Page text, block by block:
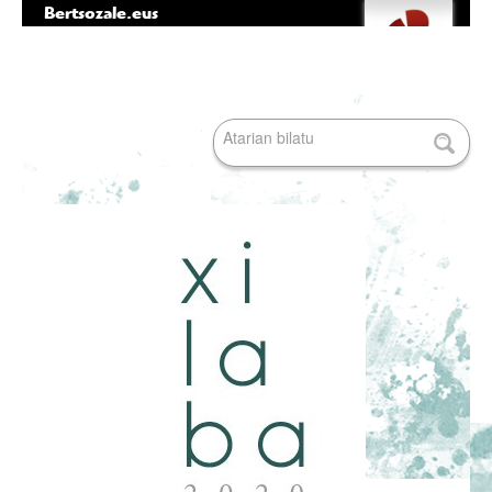
Bertsozale.eus
egin
nabigazioara
Bilatu atarian
Bilaketa